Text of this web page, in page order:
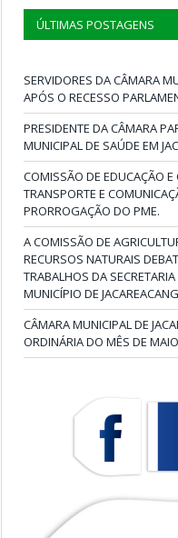
ÚLTIMAS POSTAGENS
SERVIDORES DA CÂMARA
APÓS O RECESSO
PRESIDENTE DA CÂMARA
MUNICIPAL DE SAÚDE EM
COMISSÃO DE EDUCAÇÃO
TRANSPORTE E
PRORROGAÇÃO DO PME.
A COMISSÃO DE
RECURSOS NATURAIS
TRABALHOS DA
MUNICÍPIO DE
CÂMARA MUNICIPAL DE
ORDINÁRIA DO MÊS DE